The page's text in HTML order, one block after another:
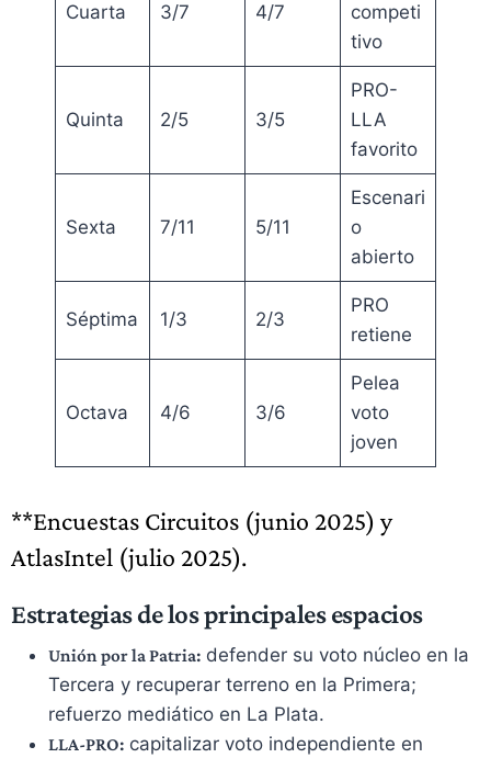
Cuarta 3/7 4/7
competi
tivo
Quinta 2/5 3/5
PRO-
LLA
favorito
Sexta 7/11 5/11
Escenari
o
abierto
Séptima 1/3 2/3
PRO
retiene
Octava 4/6 3/6
Pelea
voto
joven
**Encuestas Circuitos (junio 2025) y
AtlasIntel (julio 2025).
Estrategias de los principales espacios
Unión por la Patria: defender su voto núcleo en la
Tercera y recuperar terreno en la Primera;
refuerzo mediático en La Plata.
LLA-PRO: capitalizar voto independiente en